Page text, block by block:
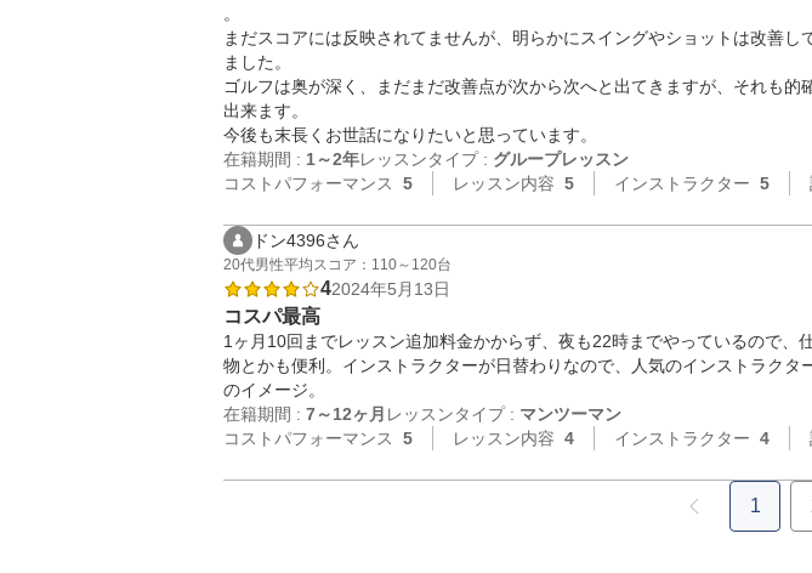
。
まだスコアには反映されてませんが、明らかにスイングやショットは改善
ました。
ゴルフは奥が深く、まだまだ改善点が次から次へと出てきますが、それも
出来ます。
今後も末長くお世話になりたいと思っています。
在籍期間 : 1～2年レッスンタイプ : グループレッスン
コストパフォーマンス
5 レッスン内容 5 インストラクター 5
ドン4396さん
20代男性平均スコア：110～120台
42024年5月13日
コスパ最高
1ヶ月10回までレッスン追加料金かからず、夜も22時までやっているので
物とかも便利。インストラクターが日替わりなので、人気のインストラク
のイメージ。
在籍期間 : 7～12ヶ月 レッスンタイプ : マンツーマン
コストパフォーマンス
5 レッスン内容 4 インストラクター 4
1